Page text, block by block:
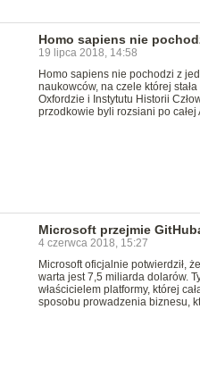
Homo sapiens nie
19 lipca 2018, 14:58
Homo sapiens nie pochodzi z
naukowców, na czele której
Oxfordzie i Instytutu Historii
przodkowie byli rozsiani po
Microsoft przejmie
4 czerwca 2018, 15:27
Microsoft oficjalnie potwierdził,
warta jest 7,5 miliarda dolarów.
właścicielem platformy, której
sposobu prowadzenia biznesu,